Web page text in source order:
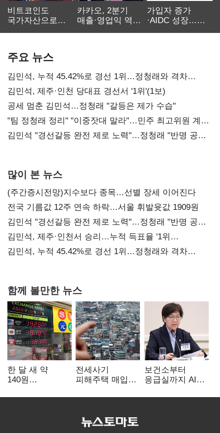
비트코인도
국가자산으로…'
카카오, 2분기
매출·영업익 역대
가입자 증가
·AIDC 성장…
주요 뉴스
김민석, 누적 45.42%로 경선 1위…정청래와 격차
0.86%p(2보)
김민석, 제주·인천 당대표 경선서 '1위'(1보)
공세 멈춘 김민석…정청래 "갈등은 제가 수습"
"팀 정청래 정리" "이중잣대 말라"…민주 최고위원 계파
다툼 격화
김민석 "경선갈등 완전 제로 노력"…정청래 "반명 공세
많이 본 뉴스
(주간증시전망)지수보다 종목…선별 장세 이어진다
전국 기름값 12주 연속 하락…서울 휘발윳값 1909원
김민석 "경선갈등 완전 제로 노력"…정청래 "반명 공세
사과부터"
김민석, 제주·인천서 승리…누적 득표율 '1위
탈환'(종합)
김민석, 누적 45.42%로 경선 1위…정청래와 격차
함께 볼만한 뉴스
한 달 새 약
140원
엔저'에 원화
전세사기
피해주택 매입
누적 피해자
보건소부터
응급실까지 AI
혁신 본격화